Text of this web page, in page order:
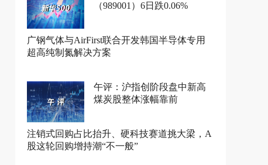
（989001）6日跌0.06%
广钢气体与AirFirst联合开发韩国半导体专用
超高纯制氮解决方案
午评：沪指创阶段盘中新高
煤炭股整体涨幅靠前
注销式回购占比抬升、硬科技赛道挑大梁，A
股这轮回购增持潮“不一般”